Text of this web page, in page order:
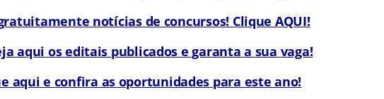
gratuitamente notícias de concursos! Clique AQUI!
aqui os editais publicados e garanta a sua vaga!
aqui e confira as oportunidades para este ano!